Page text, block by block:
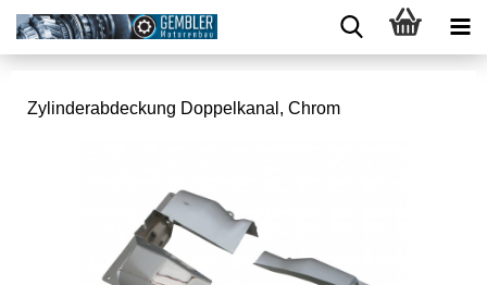
Zylinderabdeckung Doppelkanal, Chrom